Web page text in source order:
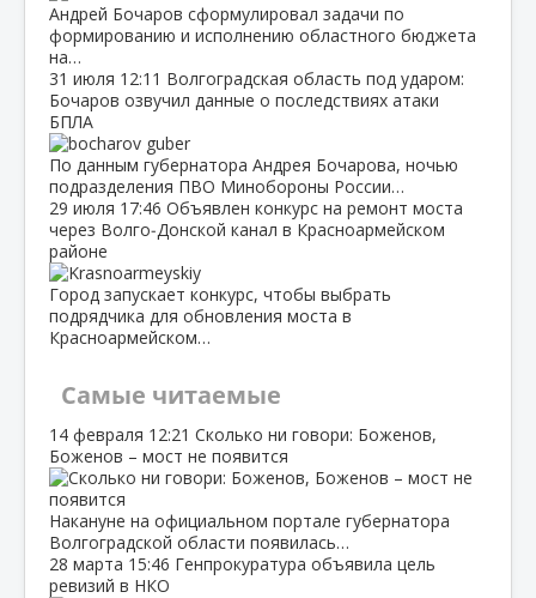
Андрей Бочаров сформулировал задачи по
формированию и исполнению областного бюджета
на…
31 июля 12:11 Волгоградская область под ударом:
Бочаров озвучил данные о последствиях атаки
БПЛА
По данным губернатора Андрея Бочарова, ночью
подразделения ПВО Минобороны России…
29 июля 17:46 Объявлен конкурс на ремонт моста
через Волго‑Донской канал в Красноармейском
районе
Город запускает конкурс, чтобы выбрать
подрядчика для обновления моста в
Красноармейском…
Самые читаемые
14 февраля 12:21 Сколько ни говори: Боженов,
Боженов – мост не появится
Накануне на официальном портале губернатора
Волгоградской области появилась…
28 марта 15:46 Генпрокуратура объявила цель
ревизий в НКО